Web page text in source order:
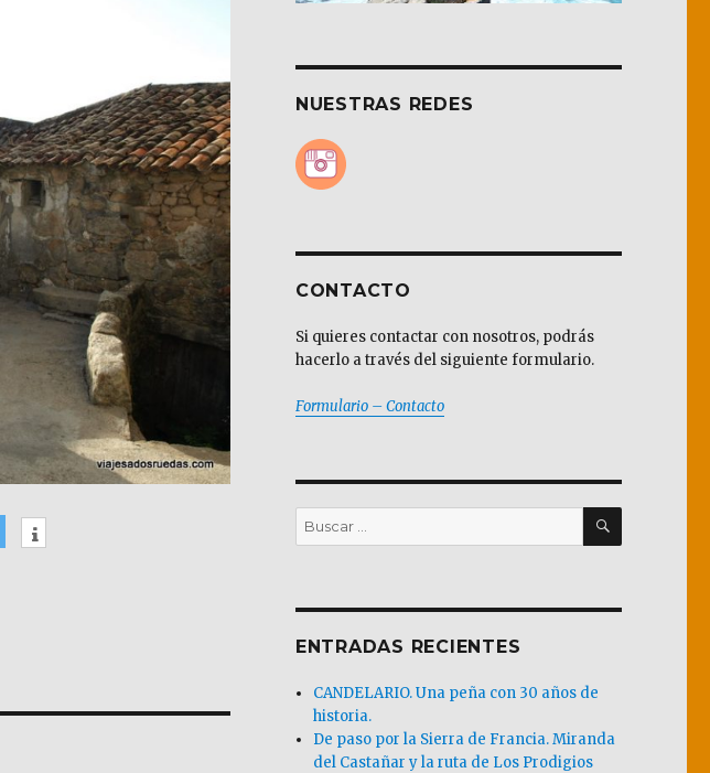
NUESTRAS REDES
CONTACTO
Si quieres contactar con nosotros, podrás
hacerlo a través del siguiente formulario.
Formulario – Contacto
Buscar
por:
BUSCAR
ENTRADAS RECIENTES
CANDELARIO. Una peña con 30 años de
historia.
De paso por la Sierra de Francia. Miranda
del Castañar y la ruta de Los Prodigios